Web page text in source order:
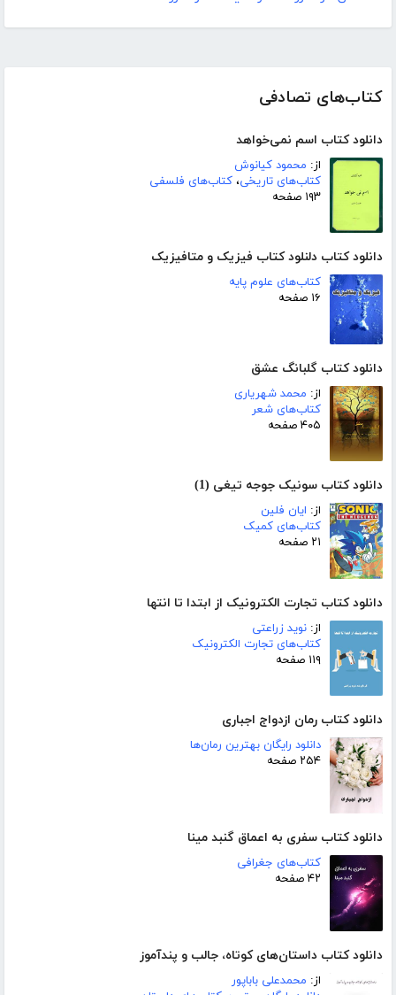
کتاب‌های تصادفی
دانلود کتاب اسم نمی‌خواهد
از: محمود کیانوش
کتاب‌های تاریخی، کتاب‌های فلسفی
۱۹۳ صفحه
دانلود کتاب دلنلود کتاب فیزیک و متافیزیک
کتاب‌های علوم پایه
۱۶ صفحه
دانلود کتاب گلبانگ عشق
از: محمد شهریاری
کتاب‌های شعر
۴۰۵ صفحه
دانلود کتاب سونیک جوجه تیغی (1)
از: ایان فلین
کتاب‌های کمیک
۲۱ صفحه
دانلود کتاب تجارت الکترونیک از ابتدا تا انتها
از: نوید زراعتی
کتاب‌های تجارت الکترونیک
۱۱۹ صفحه
دانلود کتاب رمان ازدواج اجباری
دانلود رایگان بهترین رمان‌ها
۲۵۴ صفحه
دانلود کتاب سفری به اعماق گنبد مینا
کتاب‌های جغرافی
۴۲ صفحه
دانلود کتاب داستان‌های کوتاه، جالب و پندآموز
از: محمدعلی باباپور